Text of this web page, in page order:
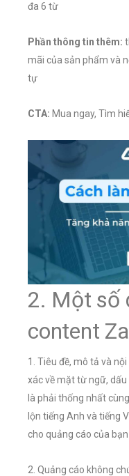
đa 6 từ
Phần thông tin thêm:
mãi của sản phẩm và
tự
CTA: Mua ngay, Tìm
2. Một số
content
1. Tiêu đề, mô tả và
xác về mặt từ ngữ,
là phải thống nhất
lộn tiếng Anh và tiếng
cho quảng cáo của
2. Quảng cáo không